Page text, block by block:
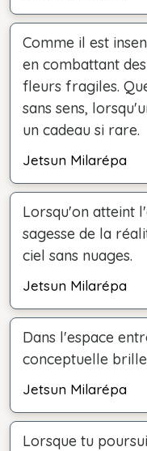
Comme il est
en combattant
fleurs fragiles.
sans sens,
un cadeau si rare.
Jetsun Milarépa
Lorsqu'on atteint
sagesse de la
ciel sans nuages.
Jetsun Milarépa
Dans l'espace
conceptuelle
Jetsun Milarépa
Lorsque tu